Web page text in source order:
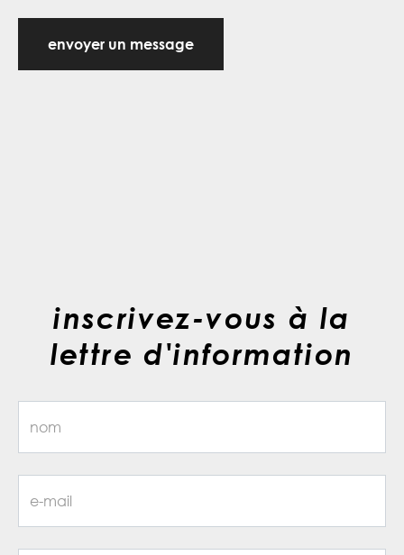
envoyer un message
inscrivez-vous à la
lettre d'information